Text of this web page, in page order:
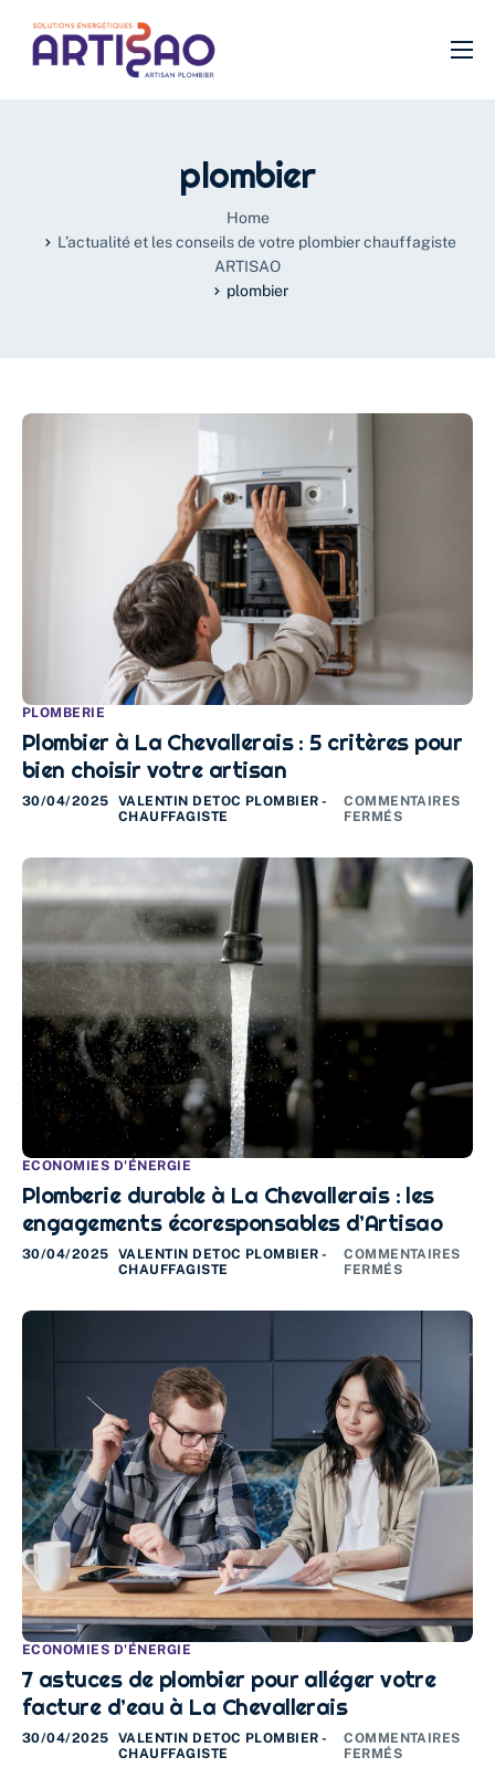
plombier
Home
L’actualité et les conseils de votre plombier chauffagiste
ARTISAO
plombier
PLOMBERIE
Plombier à La Chevallerais : 5 critères pour
bien choisir votre artisan
30/04/2025
VALENTIN DETOC PLOMBIER -
CHAUFFAGISTE
COMMENTAIRES
FERMÉS
ECONOMIES D'ÉNERGIE
Plomberie durable à La Chevallerais : les
engagements écoresponsables d’Artisao
30/04/2025
VALENTIN DETOC PLOMBIER -
CHAUFFAGISTE
COMMENTAIRES
FERMÉS
ECONOMIES D'ÉNERGIE
7 astuces de plombier pour alléger votre
facture d’eau à La Chevallerais
30/04/2025
VALENTIN DETOC PLOMBIER -
CHAUFFAGISTE
COMMENTAIRES
FERMÉS